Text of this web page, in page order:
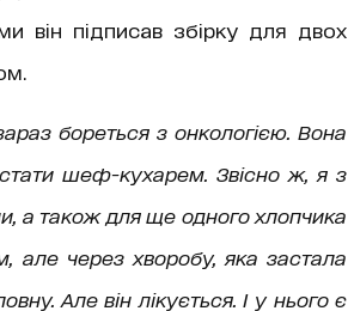
він підписав збірку для двох
бореться з онкологією. Вона
шеф-кухарем. Звісно ж, я з
а також для ще одного хлопчика
але через хворобу, яка застала
Але він лікується. І у нього є